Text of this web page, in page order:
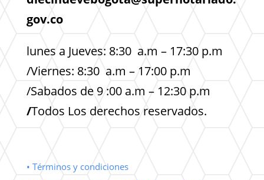
gov.co
lunes a Jueves: 8:30 a.m – 17:30 p.m
/Viernes: 8:30 a.m – 17:00 p.m
/Sabados de 9 :00 a.m – 12:30 p.m
/Todos Los derechos reservados.
• Términos y condiciones